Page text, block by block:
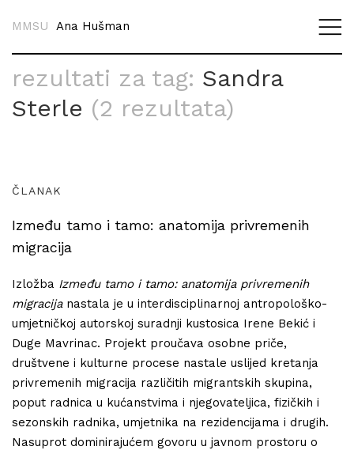
MMSU Ana Hušman
rezultati za tag: Sandra
Sterle (2 rezultata)
ČLANAK
Između tamo i tamo: anatomija privremenih
migracija
Izložba Između tamo i tamo: anatomija privremenih
migracijanastala je u interdisciplinarnoj antropološko-
umjetničkoj autorskoj suradnji kustosica Irene Bekić i
Duge Mavrinac. Projekt proučava osobne priče,
društvene i kulturne procese nastale uslijed kretanja
privremenih migracija različitih migrantskih skupina,
poput radnica u kućanstvima i njegovateljica, fizičkih i
sezonskih radnika, umjetnika na rezidencijama i drugih.
Nasuprot dominirajućem govoru u javnom prostoru o